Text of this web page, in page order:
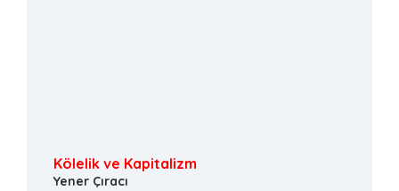
Kölelik ve Kapitalizm
Yener Çıracı